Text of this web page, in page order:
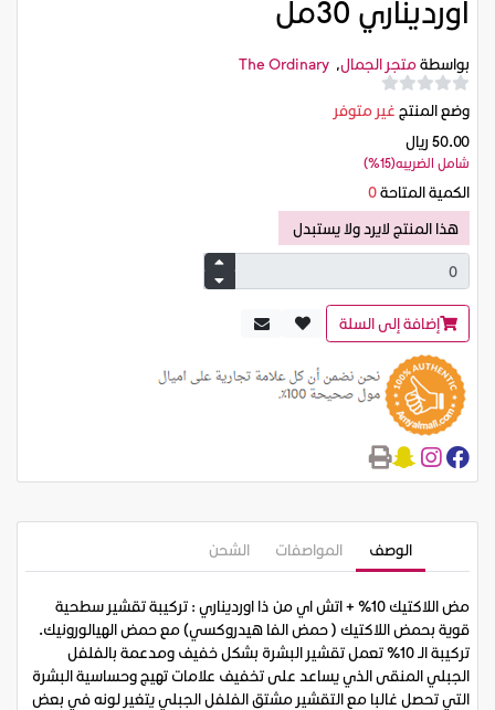
اورديناري 30مل
بواسطةمتجر الجمال,
The Ordinary
وضع المنتج غير متوفر
50.00 ريال
شامل الضريبه(15%)
الكمية المتاحة0
هذا المنتج لايرد ولا يستبدل
إضافة إلى السلة
الوصف المواصفات الشحن
مض اللاكتيك 10% + اتش اي من ذا اورديناري : تركيبة تقشير سطحية
قوية بحمض اللاكتيك ( حمض الفا هيدروكسي) مع حمض الهيالورونيك.
تركيبة الـ 10% تعمل تقشير البشرة بشكل خفيف ومدعمة بالفلفل
الجبلي المنقى الذي يساعد على تخفيف علامات تهيج وحساسية البشرة
التي تحصل غالبا مع التقشير مشتق الفلفل الجبلي يتغير لونه في بعض